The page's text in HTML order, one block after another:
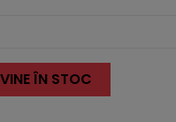
ÎN STOC